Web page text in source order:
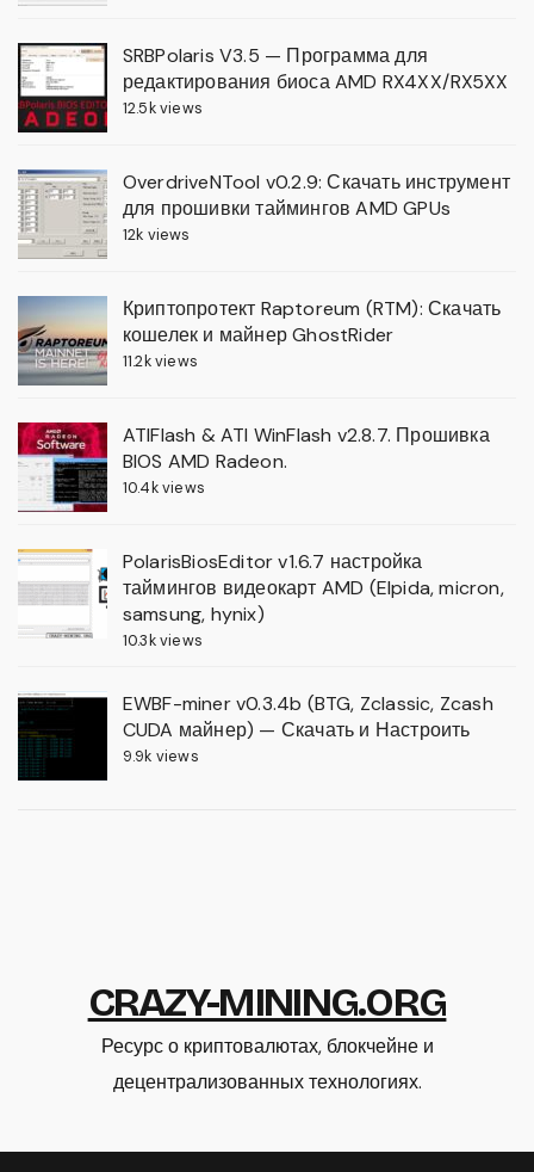
SRBPolaris V3.5 — Программа для
редактирования биоса AMD RX4XX/RX5XX
12.5k views
OverdriveNTool v0.2.9: Скачать инструмент
для прошивки таймингов AMD GPUs
12k views
Криптопротект Raptoreum (RTM): Скачать
кошелек и майнер GhostRider
11.2k views
ATIFlash & ATI WinFlash v2.8.7. Прошивка
BIOS AMD Radeon.
10.4k views
PolarisBiosEditor v1.6.7 настройка
таймингов видеокарт AMD (Elpida, micron,
samsung, hynix)
10.3k views
EWBF-miner v0.3.4b (BTG, Zclassic, Zcash
CUDA майнер) — Скачать и Настроить
9.9k views
CRAZY-MINING.ORG
Ресурс о криптовалютах, блокчейне и
децентрализованных технологиях.